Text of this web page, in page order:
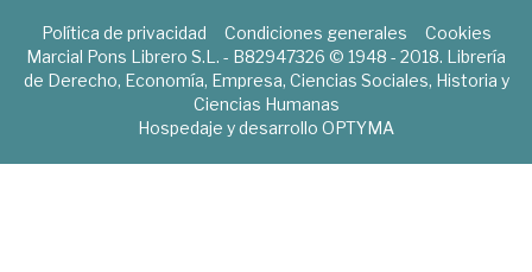
Política de privacidad Condiciones generales
Cookies
Marcial Pons Librero S.L. - B82947326 © 1948 - 2018. Librería
de Derecho, Economía, Empresa, Ciencias Sociales, Historia y
Ciencias Humanas
Hospedaje y desarrollo OPTYMA